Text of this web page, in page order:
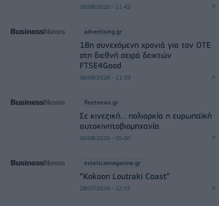
06/08/2026 - 11:42
advertising.gr
18η συνεχόμενη χρονιά για τον ΟΤΕ
στη διεθνή σειρά δεικτών
FTSE4Good
06/08/2026 - 11:39
fleetnews.gr
Σε κινεζική… πολιορκία η ευρωπαϊκή
αυτοκινητοβιομηχανία
06/08/2026 - 05:00
esteticamagazine.gr
“Kokoon Loutraki Coast”
28/07/2026 - 12:07